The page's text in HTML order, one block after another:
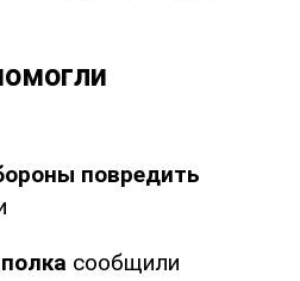
повредить
сообщили